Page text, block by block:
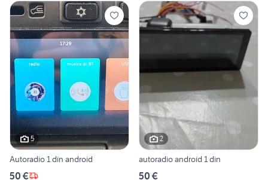
5
Autoradio 1 din android
50 €
2
autoradio android 1 din
50 €